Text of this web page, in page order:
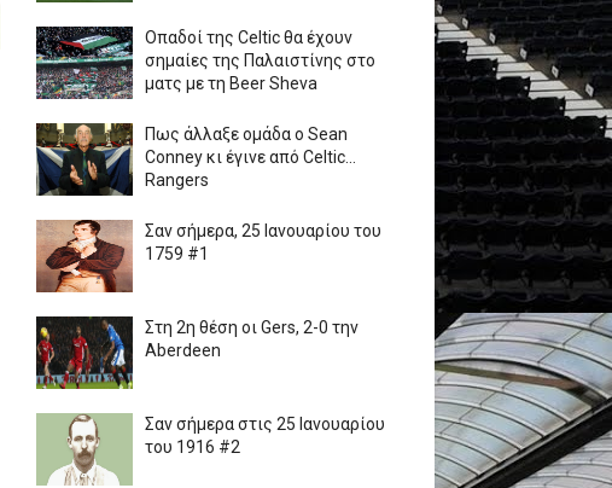
Οπαδοί της Celtic θα έχουν
σημαίες της Παλαιστίνης στο
ματς με τη Beer Sheva
Πως άλλαξε ομάδα ο Sean
Conney κι έγινε από Celtic...
Rangers
Σαν σήμερα, 25 Ιανουαρίου του
1759 #1
Στη 2η θέση οι Gers, 2-0 την
Aberdeen
Σαν σήμερα στις 25 Ιανουαρίου
του 1916 #2